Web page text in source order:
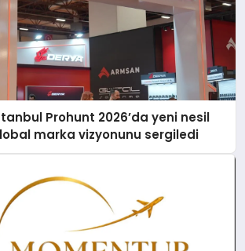
Prohunt 2026’da yeni nesil
marka vizyonunu sergiledi